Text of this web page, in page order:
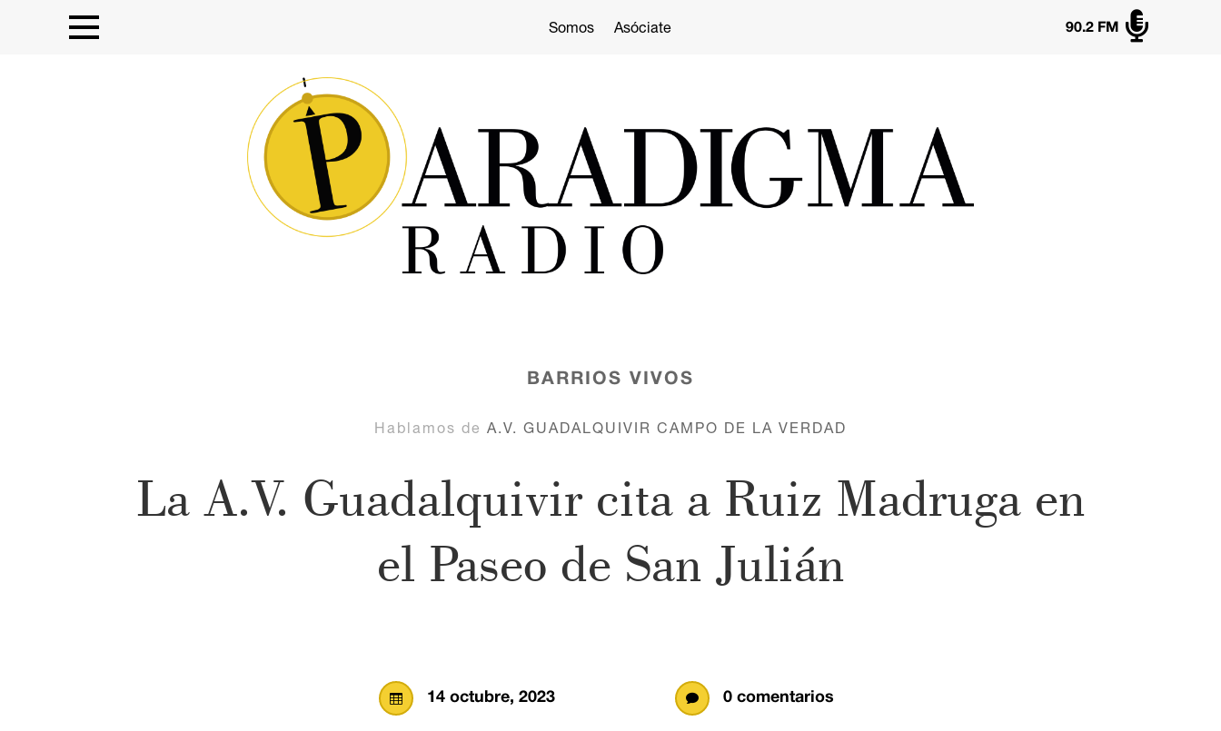
Somos Asóciate 
90.2 FM
BARRIOS VIVOS
Hablamos de A.V. GUADALQUIVIR CAMPO DE LA VERDAD
La A.V. Guadalquivir cita a Ruiz Madruga en
el Paseo de San Julián
 14 octubre, 2023  0 comentarios